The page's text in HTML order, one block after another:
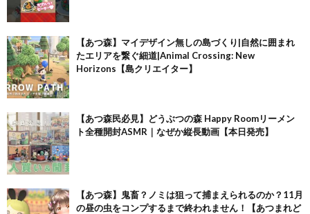
【あつ森】マイデザイン無しの島づくり|自然に囲まれ
たエリアを繋ぐ細道|Animal Crossing: New
Horizons【島クリエイター】
【あつ森民必見】どうぶつの森 Happy Roomリーメン
ト全種開封ASMR｜なぜか縦長動画【本日発売】
【あつ森】鬼畜？ノミは狙って捕まえられるのか？11月
の昼の虫をコンプするまで終われません！【あつまれど